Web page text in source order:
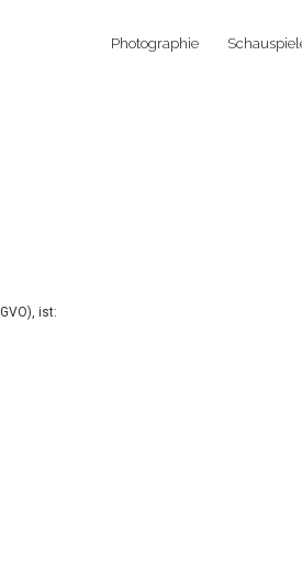
Photographie
ist: